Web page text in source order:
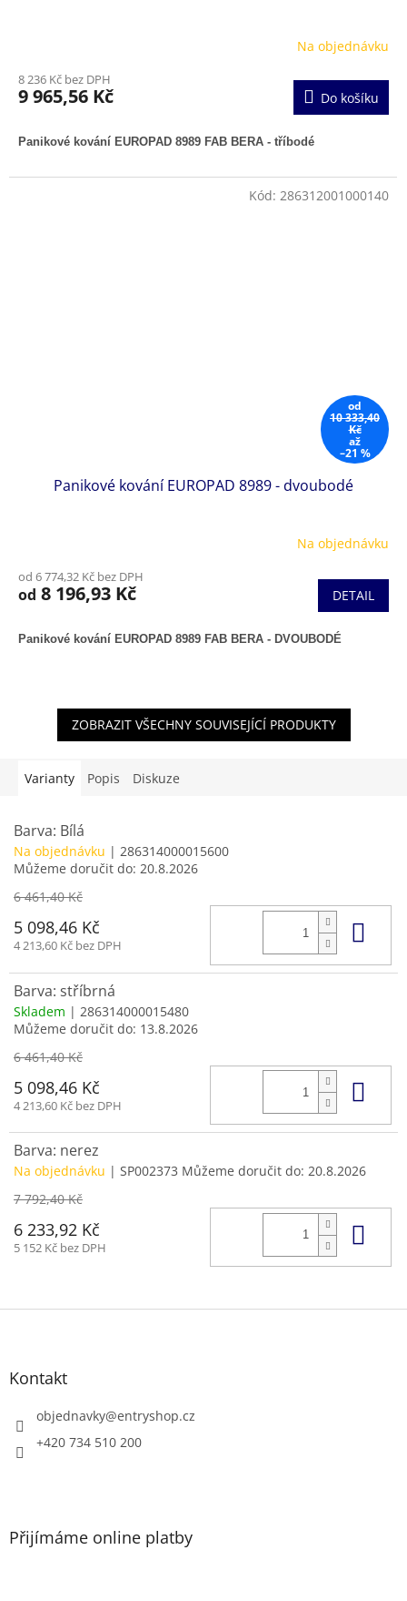
Na objednávku
8 236 Kč bez DPH
9 965,56 Kč Do košíku
Panikové kování EUROPAD 8989 FAB BERA - tříbodé
od
10 333,40
Kč
až
–21 %
Panikové kování EUROPAD 8989 - dvoubodé
Na objednávku
od 6 774,32 Kč bez DPH
od 8 196,93 Kč DETAIL
Panikové kování EUROPAD 8989 FAB BERA - DVOUBODÉ
Kód: 286312001000140
ZOBRAZIT VŠECHNY SOUVISEJÍCÍ PRODUKTY
Varianty Popis Diskuze
Barva: Bílá
Na objednávku | 286314000015600
Můžeme doručit do: 20.8.2026
6 461,40 Kč
5 098,46 Kč
4 213,60 Kč bez DPH
Barva: stříbrná
Skladem | 286314000015480
Můžeme doručit do: 13.8.2026
6 461,40 Kč
5 098,46 Kč
4 213,60 Kč bez DPH
Barva: nerez
Na objednávku | SP002373 Můžeme doručit do: 20.8.2026
7 792,40 Kč
6 233,92 Kč
5 152 Kč bez DPH
Z
Kontakt
objednavky@entryshop.cz
+420 734 510 200
Přijímáme online platby